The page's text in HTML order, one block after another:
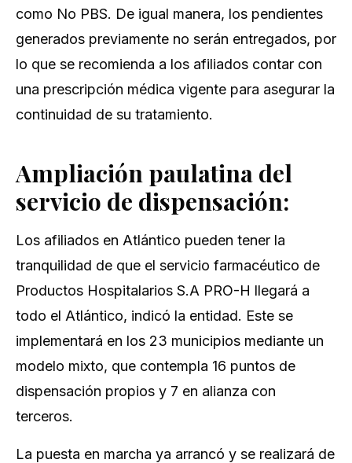
como No PBS. De igual manera, los pendientes
generados previamente no serán entregados, por
lo que se recomienda a los afiliados contar con
una prescripción médica vigente para asegurar la
continuidad de su tratamiento.
Ampliación paulatina del
servicio de dispensación:
Los afiliados en Atlántico pueden tener la
tranquilidad de que el servicio farmacéutico de
Productos Hospitalarios S.A PRO-H llegará a
todo el Atlántico, indicó la entidad. Este se
implementará en los 23 municipios mediante un
modelo mixto, que contempla 16 puntos de
dispensación propios y 7 en alianza con
terceros.
La puesta en marcha ya arrancó y se realizará de